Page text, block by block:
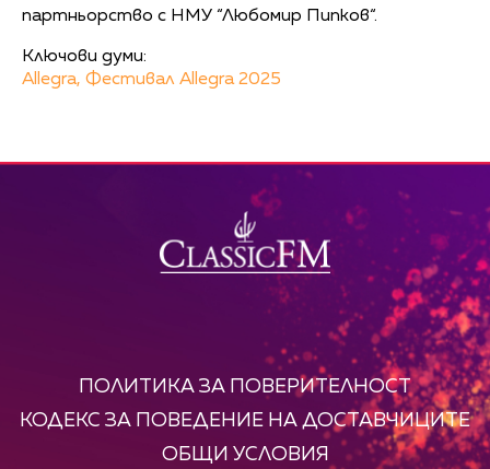
партньорство с НМУ “Любомир Пипков“.
Ключови думи:
Allegra, Фестивал Allegra 2025
ПОЛИТИКА ЗА ПОВЕРИТЕЛНОСТ
КОДЕКС ЗА ПОВЕДЕНИЕ НА ДОСТАВЧИЦИТЕ
ОБЩИ УСЛОВИЯ